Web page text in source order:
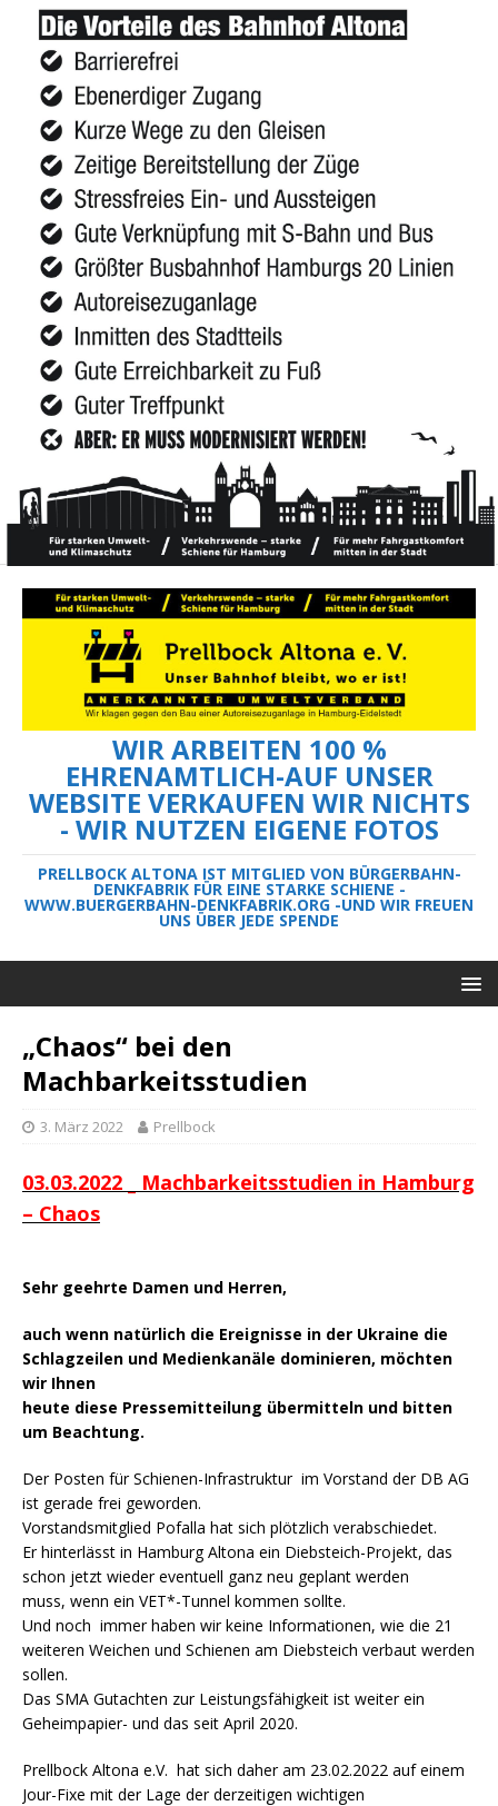
WIR ARBEITEN 100 %
EHRENAMTLICH-AUF UNSER
WEBSITE VERKAUFEN WIR NICHTS
- WIR NUTZEN EIGENE FOTOS
PRELLBOCK ALTONA IST MITGLIED VON BÜRGERBAHN-
DENKFABRIK FÜR EINE STARKE SCHIENE -
WWW.BUERGERBAHN-DENKFABRIK.ORG -UND WIR FREUEN
UNS ÜBER JEDE SPENDE
„Chaos“ bei den
Machbarkeitsstudien
3. März 2022 Prellbock
03.03.2022 _ Machbarkeitsstudien in Hamburg
– Chaos
Sehr geehrte Damen und Herren,
auch wenn natürlich die Ereignisse in der Ukraine die
Schlagzeilen und Medienkanäle dominieren, möchten
wir Ihnen
heute diese Pressemitteilung übermitteln und bitten
um Beachtung.
Der Posten für Schienen-Infrastruktur im Vorstand der DB AG
ist gerade frei geworden.
Vorstandsmitglied Pofalla hat sich plötzlich verabschiedet.
Er hinterlässt in Hamburg Altona ein Diebsteich-Projekt, das
schon jetzt wieder eventuell ganz neu geplant werden
muss, wenn ein VET*-Tunnel kommen sollte.
Und noch immer haben wir keine Informationen, wie die 21
weiteren Weichen und Schienen am Diebsteich verbaut werden
sollen.
Das SMA Gutachten zur Leistungsfähigkeit ist weiter ein
Geheimpapier- und das seit April 2020.
Prellbock Altona e.V. hat sich daher am 23.02.2022 auf einem
Jour-Fixe mit der Lage der derzeitigen wichtigen